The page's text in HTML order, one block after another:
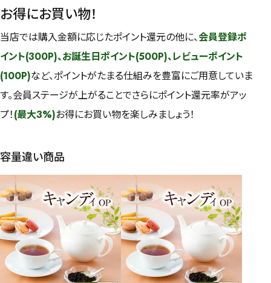
お得にお買い物！
当店では購入金額に応じたポイント還元の他に、会員登録ポ
イント(300P)、お誕生日ポイント(500P)、レビューポイント
(100P)など、ポイントがたまる仕組みを豊富にご用意していま
す。会員ステージが上がることでさらにポイント還元率がアッ
プ！(最大3%)お得にお買い物を楽しみましょう！
容量違い商品